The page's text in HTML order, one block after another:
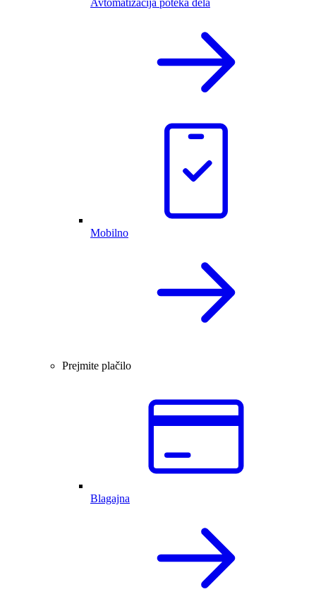
Avtomatizacija poteka dela
Mobilno
Prejmite plačilo
Blagajna